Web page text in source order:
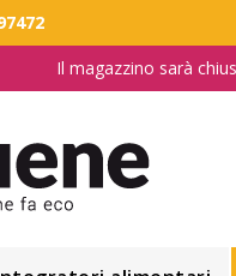
Il magazzino sarà